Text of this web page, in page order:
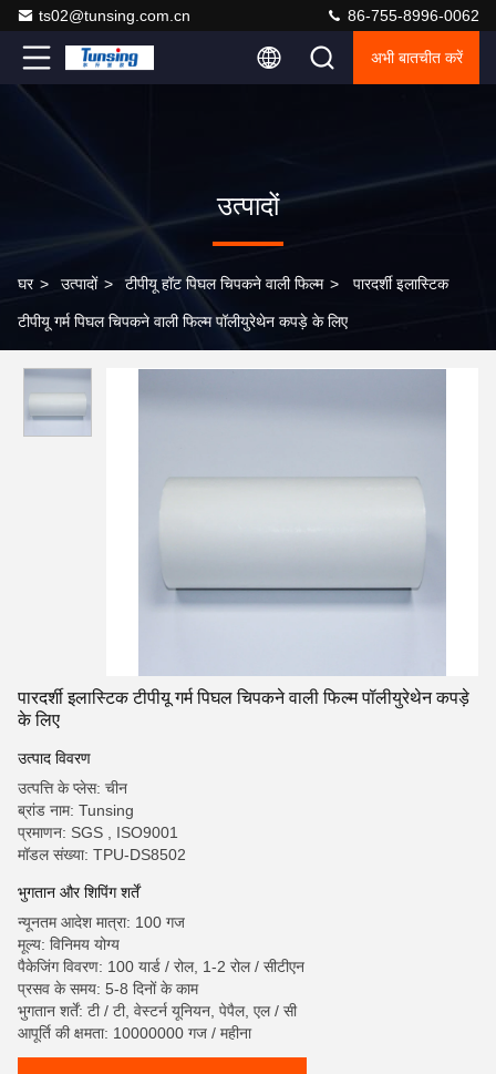
ts02@tunsing.com.cn 86-755-8996-0062
अभी बातचीत करें
उत्पादों
घर > उत्पादों > टीपीयू हॉट पिघल चिपकने वाली फिल्म > पारदर्शी इलास्टिक
टीपीयू गर्म पिघल चिपकने वाली फिल्म पॉलीयुरेथेन कपड़े के लिए
पारदर्शी इलास्टिक टीपीयू गर्म पिघल चिपकने वाली फिल्म पॉलीयुरेथेन कपड़े
के लिए
उत्पाद विवरण
उत्पत्ति के प्लेस: चीन
ब्रांड नाम: Tunsing
प्रमाणन: SGS , ISO9001
मॉडल संख्या: TPU-DS8502
भुगतान और शिपिंग शर्तें
न्यूनतम आदेश मात्रा: 100 गज
मूल्य: विनिमय योग्य
पैकेजिंग विवरण: 100 यार्ड / रोल, 1-2 रोल / सीटीएन
प्रसव के समय: 5-8 दिनों के काम
भुगतान शर्तें: टी / टी, वेस्टर्न यूनियन, पेपैल, एल / सी
आपूर्ति की क्षमता: 10000000 गज / महीना